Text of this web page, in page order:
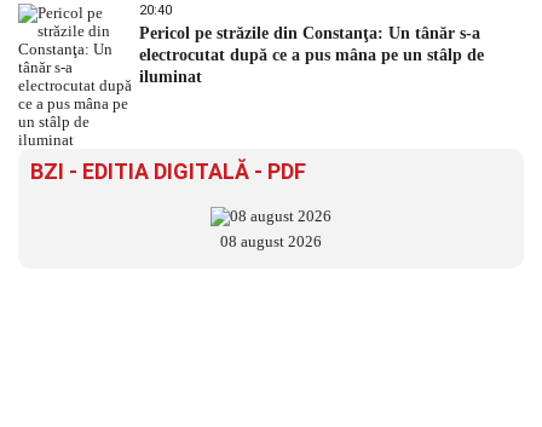
20:40
Pericol pe străzile din Constanţa: Un tânăr s-a
electrocutat după ce a pus mâna pe un stâlp de
iluminat
BZI - EDITIA DIGITALĂ - PDF
08 august 2026